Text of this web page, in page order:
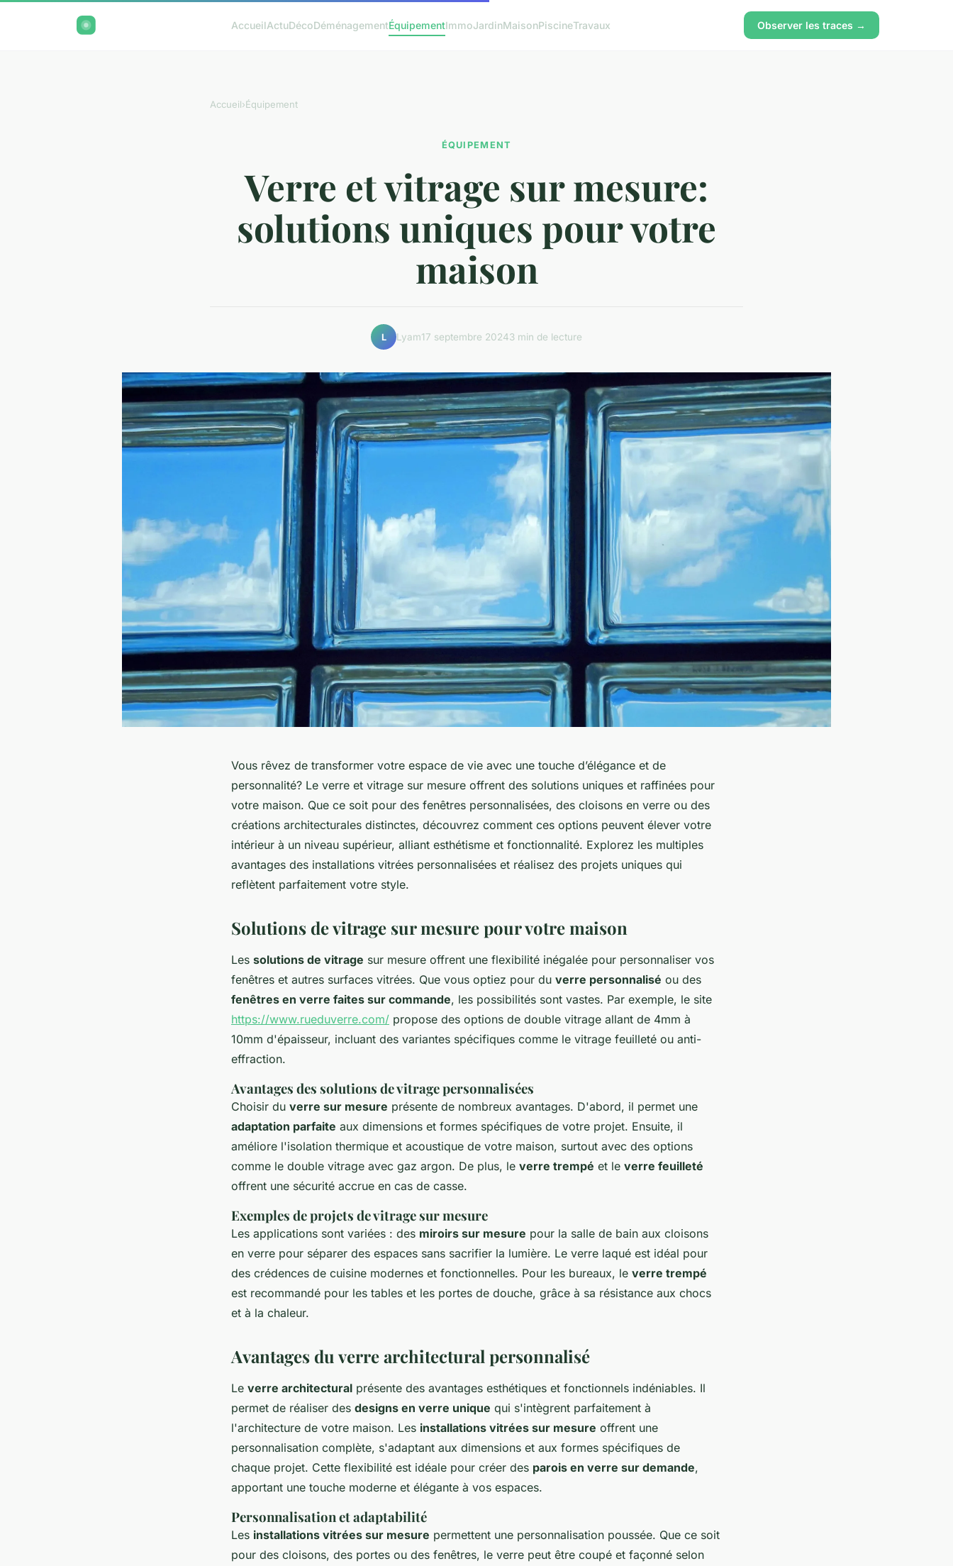
AccueilActuDécoDéménagementÉquipementImmoJardinMaisonPiscineTravaux Observer les traces →
Accueil›Équipement
ÉQUIPEMENT
Verre et vitrage sur mesure:
solutions uniques pour votre
maison
L Lyam17 septembre 20243 min de lecture
Vous rêvez de transformer votre espace de vie avec une touche d’élégance et de
personnalité? Le verre et vitrage sur mesure offrent des solutions uniques et raffinées pour
votre maison. Que ce soit pour des fenêtres personnalisées, des cloisons en verre ou des
créations architecturales distinctes, découvrez comment ces options peuvent élever votre
intérieur à un niveau supérieur, alliant esthétisme et fonctionnalité. Explorez les multiples
avantages des installations vitrées personnalisées et réalisez des projets uniques qui
reflètent parfaitement votre style.
Solutions de vitrage sur mesure pour votre maison
Les solutions de vitrage sur mesure offrent une flexibilité inégalée pour personnaliser vos
fenêtres et autres surfaces vitrées. Que vous optiez pour du verre personnalisé ou des
fenêtres en verre faites sur commande, les possibilités sont vastes. Par exemple, le site
https://www.rueduverre.com/ propose des options de double vitrage allant de 4mm à
10mm d'épaisseur, incluant des variantes spécifiques comme le vitrage feuilleté ou anti-
effraction.
Avantages des solutions de vitrage personnalisées
Choisir du verre sur mesure présente de nombreux avantages. D'abord, il permet une
adaptation parfaite aux dimensions et formes spécifiques de votre projet. Ensuite, il
améliore l'isolation thermique et acoustique de votre maison, surtout avec des options
comme le double vitrage avec gaz argon. De plus, le verre trempé et le verre feuilleté
offrent une sécurité accrue en cas de casse.
Exemples de projets de vitrage sur mesure
Les applications sont variées : des miroirs sur mesure pour la salle de bain aux cloisons
en verre pour séparer des espaces sans sacrifier la lumière. Le verre laqué est idéal pour
des crédences de cuisine modernes et fonctionnelles. Pour les bureaux, le verre trempé
est recommandé pour les tables et les portes de douche, grâce à sa résistance aux chocs
et à la chaleur.
Avantages du verre architectural personnalisé
Le verre architectural présente des avantages esthétiques et fonctionnels indéniables. Il
permet de réaliser des designs en verre unique qui s'intègrent parfaitement à
l'architecture de votre maison. Les installations vitrées sur mesure offrent une
personnalisation complète, s'adaptant aux dimensions et aux formes spécifiques de
chaque projet. Cette flexibilité est idéale pour créer des parois en verre sur demande,
apportant une touche moderne et élégante à vos espaces.
Personnalisation et adaptabilité
Les installations vitrées sur mesure permettent une personnalisation poussée. Que ce soit
pour des cloisons, des portes ou des fenêtres, le verre peut être coupé et façonné selon